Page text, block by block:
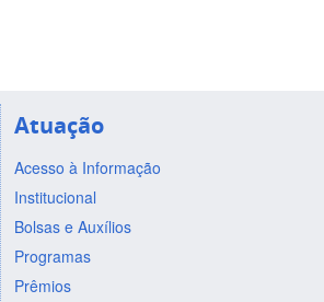
Atuação
Acesso à Informação
Institucional
Bolsas e Auxílios
Programas
Prêmios